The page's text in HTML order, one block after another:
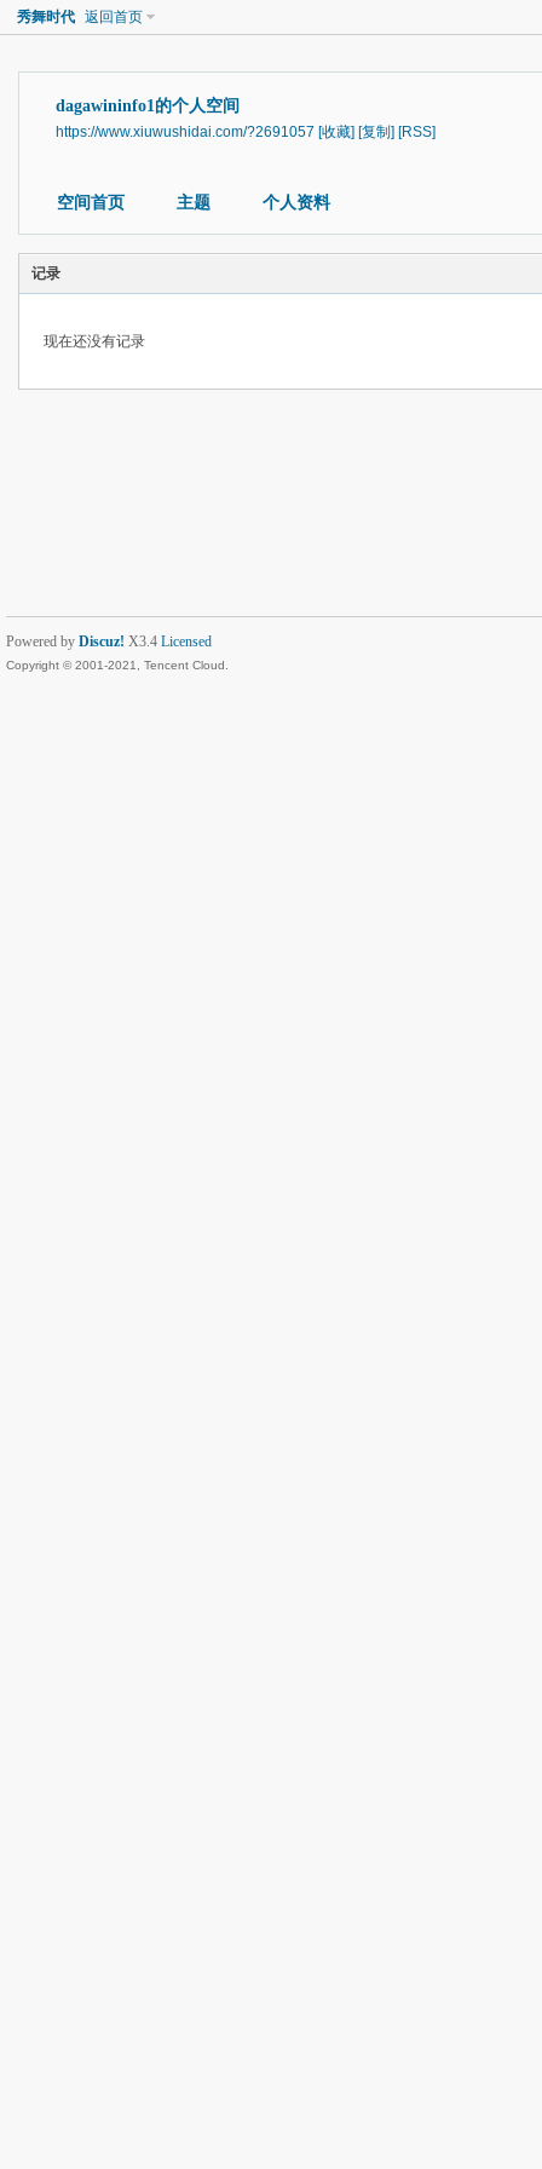
秀舞时代 返回首页
dagawininfo1的个人空间
https://www.xiuwushidai.com/?2691057 [收藏] [复制] [RSS]
空间首页 主题 个人资料
记录
现在还没有记录
Powered by Discuz! X3.4 Licensed
Copyright © 2001-2021, Tencent Cloud.